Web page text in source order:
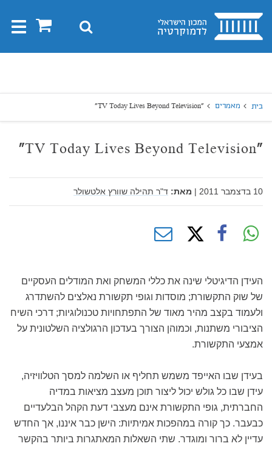
בית 0 חיפוש
בית מאמרים "TV Today Lives Beyond Television"
"TV Today Lives Beyond Television"
10 בדצמבר 2011 | מאת: ד"ר תהילה שוורץ אלטשולר
העידן הדיגיטלי שינה את כללי המשחק ואת המודלים העסקיים
של שוק התקשורת; מוסדות וגופי תקשורת נאלצים להשתדרג
ולעמוד בקצב מהיר מאוד של התפתחויות טכנולוגיות; דרכי השיח
הציבורי משתנות, וכמוהן הצורך בעדכון הרגולציה השלטונית על
אמצעי התקשורת.
בעידן שבו האייפד משמש תחליף או השלמה למסך הטלוויזיה,
עידן שבו כל גולש יכול ליצור תוכן מעצב מציאות במדיה
החברתית, גופי התקשורת אינם מעצבי דעת הקהל הבלעדיים
כבעבר. כך קורה במהפכות אמיתיות: הישן כבר איננו, אך החדש
עדיין לא ברור ומוגדר. שתי השאלות המאתגרות ביותר בהקשר